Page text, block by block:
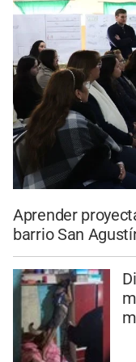
Aprender
barrio San